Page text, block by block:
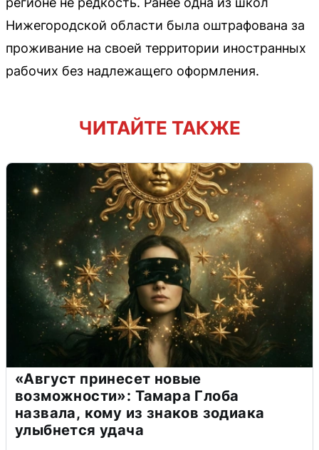
Нижегородской области была оштрафована за
проживание на своей территории иностранных
рабочих без надлежащего оформления.
ЧИТАЙТЕ ТАКЖЕ
«Август принесет новые
возможности»: Тамара Глоба
назвала, кому из знаков зодиака
улыбнется удача